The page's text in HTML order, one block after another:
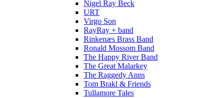
Nigel Ray Beck
URT
Virgo Son
RayRay + band
Rinkenæs Brass Band
Ronald Mossom Band
The Happy River Band
The Great Malarkey
The Raggedy Anns
Tom Brakl & Friends
Tullamore Tales